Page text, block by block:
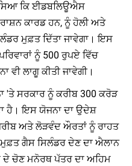
ਕਿ ਈਡਬਲਿਊਐਸ
ਕਾਰਡ ਹਨ, ਨੂੰ ਹੋਲੀ ਅਤੇ
ਮੁਫ਼ਤ ਦਿੱਤਾ ਜਾਵੇਗਾ। ਇਸ
ਨੂੰ 500 ਰੁਪਏ ਵਿੱਚ
ਵੀ ਲਾਗੂ ਕੀਤੀ ਜਾਵੇਗੀ।
'ਤੇ ਸਰਕਾਰ ਨੂੰ ਕਰੀਬ 300 ਕਰੋੜ
ਹੈ। ਇਸ ਯੋਜਨਾ ਦਾ ਉਦੇਸ਼
ਅਤੇ ਲੋੜਵੰਦ ਔਰਤਾਂ ਨੂੰ ਰਾਹਤ
ਗੈਸ ਸਿਲੰਡਰ ਦੇਣ ਦਾ ਐਲਾਨ
ਦੇ ਚੋਣ ਮਨੋਰਥ ਪੱਤਰ ਦਾ ਅਹਿਮ